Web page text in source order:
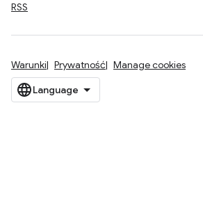
RSS
Warunki Prywatność Manage cookies